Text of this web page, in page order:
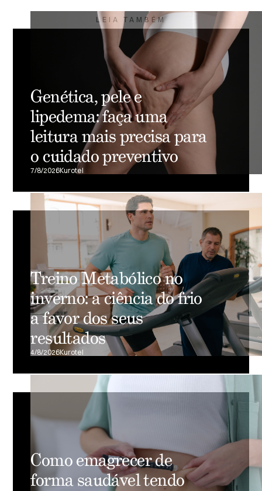
LEIA TAMBÉM
Genética, pele e
lipedema: faça uma
leitura mais precisa para
o cuidado preventivo
7/8/2026Kurotel
Treino Metabólico no
inverno: a ciência do frio
a favor dos seus
resultados
4/8/2026Kurotel
Como emagrecer de
forma saudável tendo